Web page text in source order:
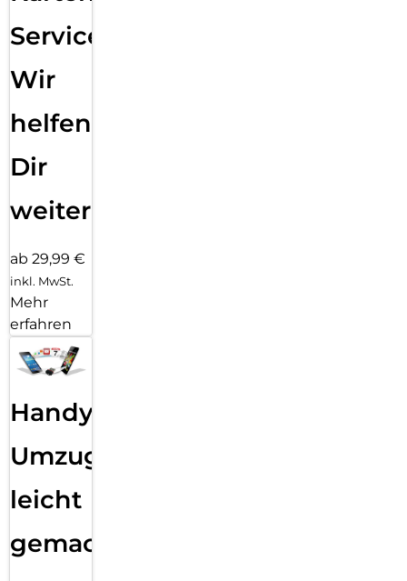
Service:
Wir
helfen
Dir
weiter
ab 29,99 €
inkl. MwSt.
Mehr
erfahren
Handy
Umzug
leicht
gemacht!